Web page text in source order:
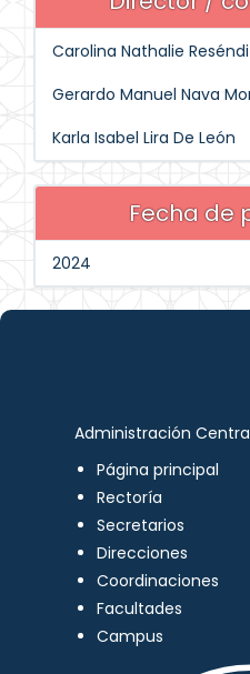
Carolina Nathalie
Gerardo Manuel Nava
Karla Isabel Lira De León
Fecha de
2024
Administración
Página principal
Rectoría
Secretarios
Direcciones
Coordinaciones
Facultades
Campus